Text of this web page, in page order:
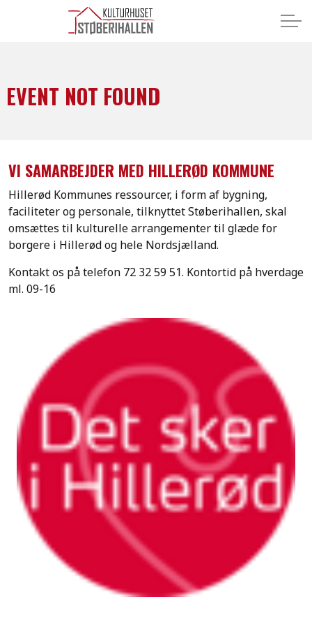
EVENT NOT FOUND
VI SAMARBEJDER MED HILLERØD KOMMUNE
Hillerød Kommunes ressourcer, i form af bygning,
faciliteter og personale, tilknyttet Støberihallen, skal
omsættes til kulturelle arrangementer til glæde for
borgere i Hillerød og hele Nordsjælland.
Kontakt os på telefon 72 32 59 51. Kontortid på hverdage
ml. 09-16